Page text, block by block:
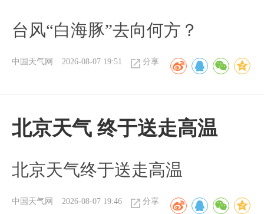
台风“白海豚”去向何方？
中国天气网 2026-08-07 19:51 分享
北京天气 终于送走高温
北京天气终于送走高温
中国天气网 2026-08-07 19:46 分享